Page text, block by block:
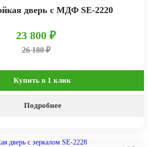
дверь с МДФ SE-2220
23 800 ₽
26 180 ₽
Купить в 1 клик
Подробнее